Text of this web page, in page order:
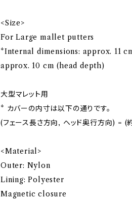
<Size>
For Large mallet putters
*Internal dimensions: approx. 11
approx. 10 cm (head depth)
大型マレット用
* カバーの内寸は以下の通りです。
(フェース長さ方向, ヘッド奥行方向) =
<Material>
Outer: Nylon
Lining: Polyester
Magnetic closure